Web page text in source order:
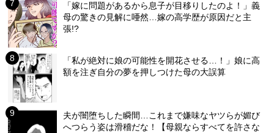
「嫁に問題があるから息子が目移りしたのよ！」義
母の驚きの見解に唖然…嫁の高学歴が原因だと主
張!?
「私が絶対に娘の可能性を開花させる…！」娘に高
額を注ぎ自分の夢を押しつけた母の大誤算
夫が闇堕ちした瞬間…これまで嫌味なヤツらが媚び
へつらう姿は滑稽だな！【母親ならすべてを許さな